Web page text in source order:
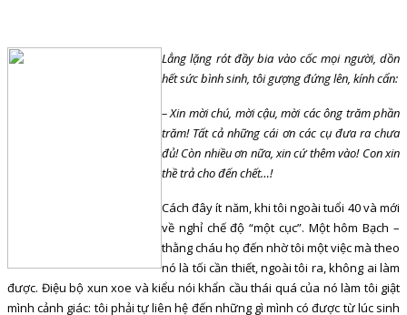
Lẳng lặng rót đầy bia vào cốc mọi người, dồn
hết sức bình sinh, tôi gượng đứng lên, kính cẩn:
– Xin mời chú, mời cậu, mời các ông trăm phần
trăm! Tất cả những cái ơn các cụ đưa ra chưa
đủ! Còn nhiều ơn nữa, xin cứ thêm vào! Con xin
thề trả cho đến chết…!
Cách đây ít năm, khi tôi ngoài tuổi 40 và mới
về nghỉ chế độ “một cục”. Một hôm Bạch –
thằng cháu họ đến nhờ tôi một việc mà theo
nó là tối cần thiết, ngoài tôi ra, không ai làm
được. Điệu bộ xun xoe và kiểu nói khẩn cầu thái quá của nó làm tôi giật
mình cảnh giác: tôi phải tự liên hệ đến những gì mình có được từ lúc sinh